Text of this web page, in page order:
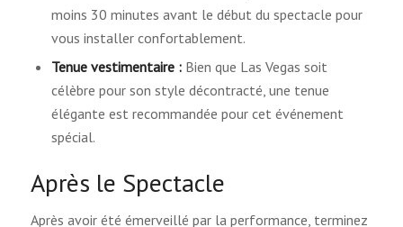
moins 30 minutes avant le début du spectacle pour
vous installer confortablement.
Tenue vestimentaire :Bien que Las Vegas soit
célèbre pour son style décontracté, une tenue
élégante est recommandée pour cet événement
spécial.
Après le Spectacle
Après avoir été émerveillé par la performance, terminez